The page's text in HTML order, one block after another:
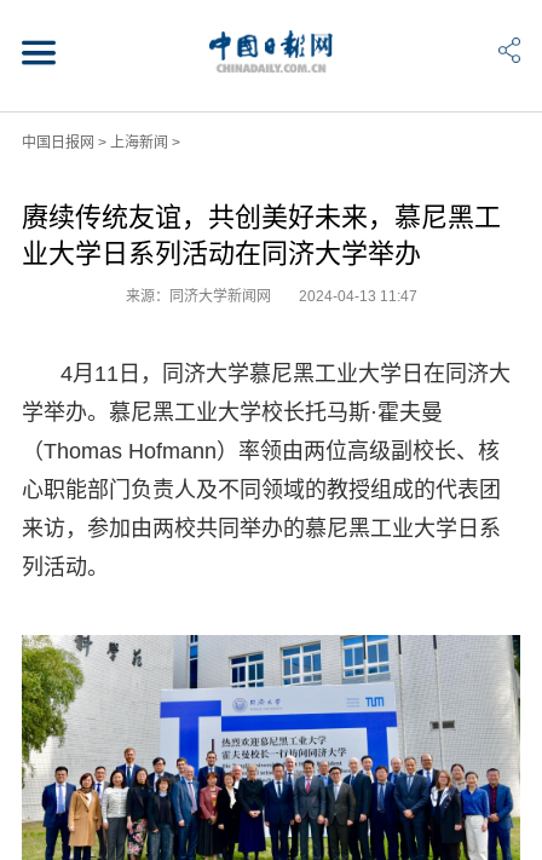
中国日报网 > 上海新闻 >
赓续传统友谊，共创美好未来，慕尼黑工
业大学日系列活动在同济大学举办
来源：同济大学新闻网 2024-04-13 11:47
4月11日，同济大学慕尼黑工业大学日在同济大
学举办。慕尼黑工业大学校长托马斯·霍夫曼
（Thomas Hofmann）率领由两位高级副校长、核
心职能部门负责人及不同领域的教授组成的代表团
来访，参加由两校共同举办的慕尼黑工业大学日系
列活动。